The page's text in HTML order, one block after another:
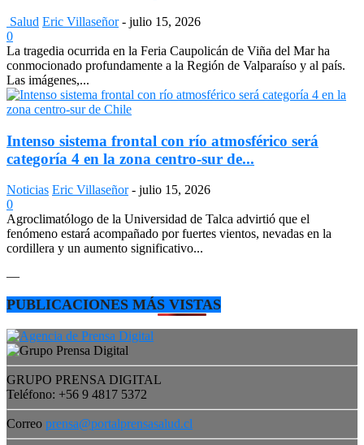
Salud Eric Villaseñor - julio 15, 2026
0
La tragedia ocurrida en la Feria Caupolicán de Viña del Mar ha
conmocionado profundamente a la Región de Valparaíso y al país.
Las imágenes,...
Intenso sistema frontal con río atmosférico será
categoría 4 en la zona centro-sur de...
Noticias Eric Villaseñor - julio 15, 2026
0
Agroclimatólogo de la Universidad de Talca advirtió que el
fenómeno estará acompañado por fuertes vientos, nevadas en la
cordillera y un aumento significativo...
—
PUBLICACIONES MÁS VISTAS
GRUPO PRENSA DIGITAL
Teléfono: +56 9 4817 5372
Correo prensa@portalprensasalud.cl